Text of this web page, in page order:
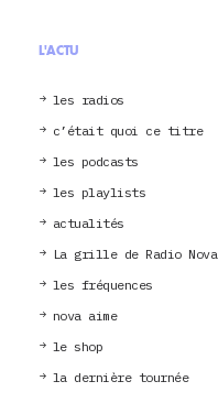
L'ACTU
les radios
c’était quoi ce titre
les podcasts
les playlists
actualités
La grille de Radio Nova
les fréquences
nova aime
le shop
la dernière tournée